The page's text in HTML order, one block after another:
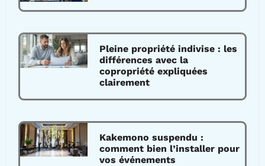
Pleine propriété indivise : les
différences avec la
copropriété expliquées
clairement
Kakemono suspendu :
comment bien l’installer pour
vos événements